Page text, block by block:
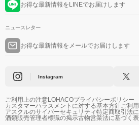
お得な最新情報をLINEでお届けします
ニュースレター
お得な最新情報をメールでお届けします
Instagram
ご利用上の注意LOHACOプライバシーポリシー
カスタマーハラスメントに対する基本方針ご利
アスクルのサイバーセキュリティ特定商取引法
酒類販売管理者標識の掲示古物営業法に基づく